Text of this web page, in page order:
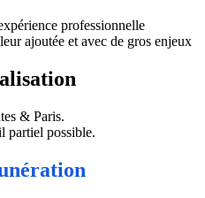
professionnelle
ajoutée et avec de gros enjeux
& Paris.
partiel possible.